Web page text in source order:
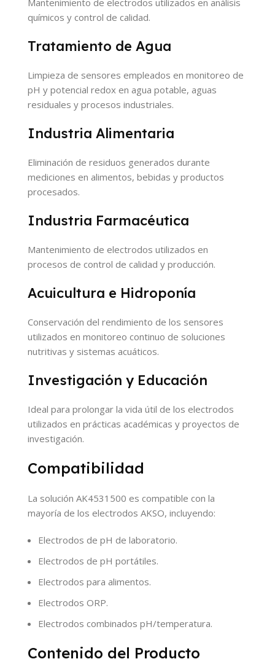
químicos y control de calidad.
Tratamiento de Agua
Limpieza de sensores empleados en monitoreo de
pH y potencial redox en agua potable, aguas
residuales y procesos industriales.
Industria Alimentaria
Eliminación de residuos generados durante
mediciones en alimentos, bebidas y productos
procesados.
Industria Farmacéutica
Mantenimiento de electrodos utilizados en
procesos de control de calidad y producción.
Acuicultura e Hidroponía
Conservación del rendimiento de los sensores
utilizados en monitoreo continuo de soluciones
nutritivas y sistemas acuáticos.
Investigación y Educación
Ideal para prolongar la vida útil de los electrodos
utilizados en prácticas académicas y proyectos de
investigación.
Compatibilidad
La solución AK4531500 es compatible con la
mayoría de los electrodos AKSO, incluyendo:
Electrodos de pH de laboratorio.
Electrodos de pH portátiles.
Electrodos para alimentos.
Electrodos ORP.
Electrodos combinados pH/temperatura.
Contenido del Producto